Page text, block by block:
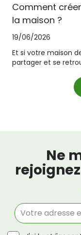
Comment
la maison ?
19/06/2026
Et si votre maison
partager et se
Ne